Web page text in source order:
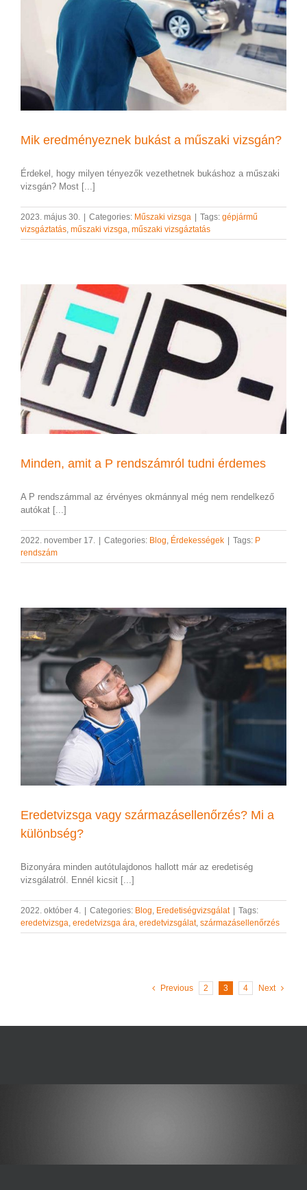
Mik eredményeznek bukást a műszaki vizsgán?
Érdekel, hogy milyen tényezők vezethetnek bukáshoz a műszaki
vizsgán? Most [...]
2023. május 30. | Categories: Műszaki vizsga | Tags: gépjármű
vizsgáztatás, műszaki vizsga, műszaki vizsgáztatás
Minden, amit a P rendszámról tudni érdemes
A P rendszámmal az érvényes okmánnyal még nem rendelkező
autókat [...]
2022. november 17. Categories: Blog, Érdekességek Tags: P
rendszám
Eredetvizsga vagy származásellenőrzés? Mi a
különbség?
Bizonyára minden autótulajdonos hallott már az eredetiség
vizsgálatról. Ennél kicsit [...]
2022. október 4. Categories: Blog, Eredetiségvizsgálat
Tags:
eredetvizsga, eredetvizsga ára, eredetvizsgálat, származásellenőrzés
Previous 2 3 4 Next